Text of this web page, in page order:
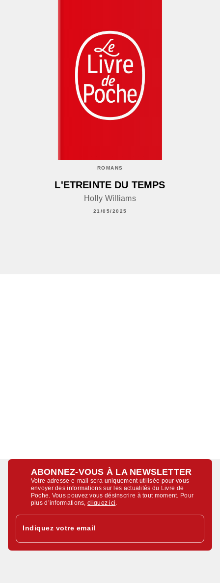
ROMANS
L'ETREINTE DU TEMPS
Holly Williams
21/05/2025
ABONNEZ-VOUS À LA NEWSLETTER
Votre adresse e-mail sera uniquement utilisée pour vous
envoyer des informations sur les actualités du Livre de
Poche. Vous pouvez vous désinscrire à tout moment. Pour
plus d’informations,cliquez ici
Indiquez votre email